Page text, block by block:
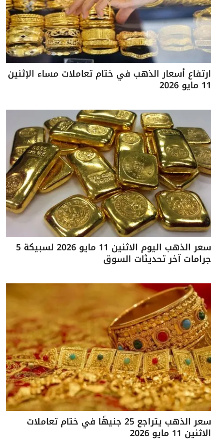
ارتفاع أسعار الذهب في ختام تعاملات مساء الإثنين
11 مايو 2026
سعر الذهب اليوم الاثنين 11 مايو 2026 لسبيكة 5
جرامات آخر تحديثات السوق
سعر الذهب يتراجع 25 جنيهًا في ختام تعاملات
الاثنين 11 مايو 2026